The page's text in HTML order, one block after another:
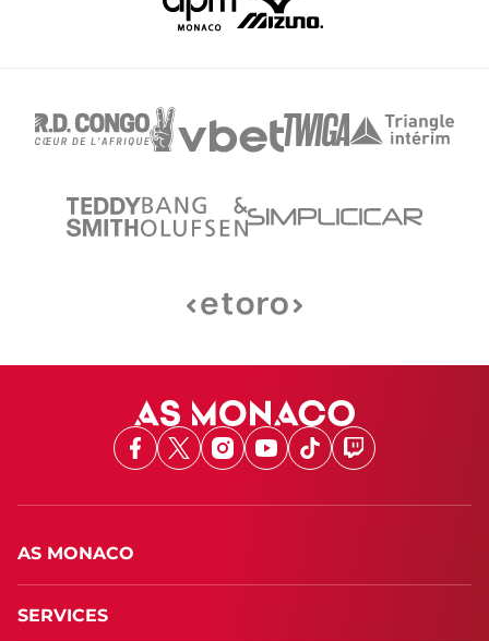
Facebook
X Instagram
Youtube
TikTokTwitch
AS MONACO
SERVICES